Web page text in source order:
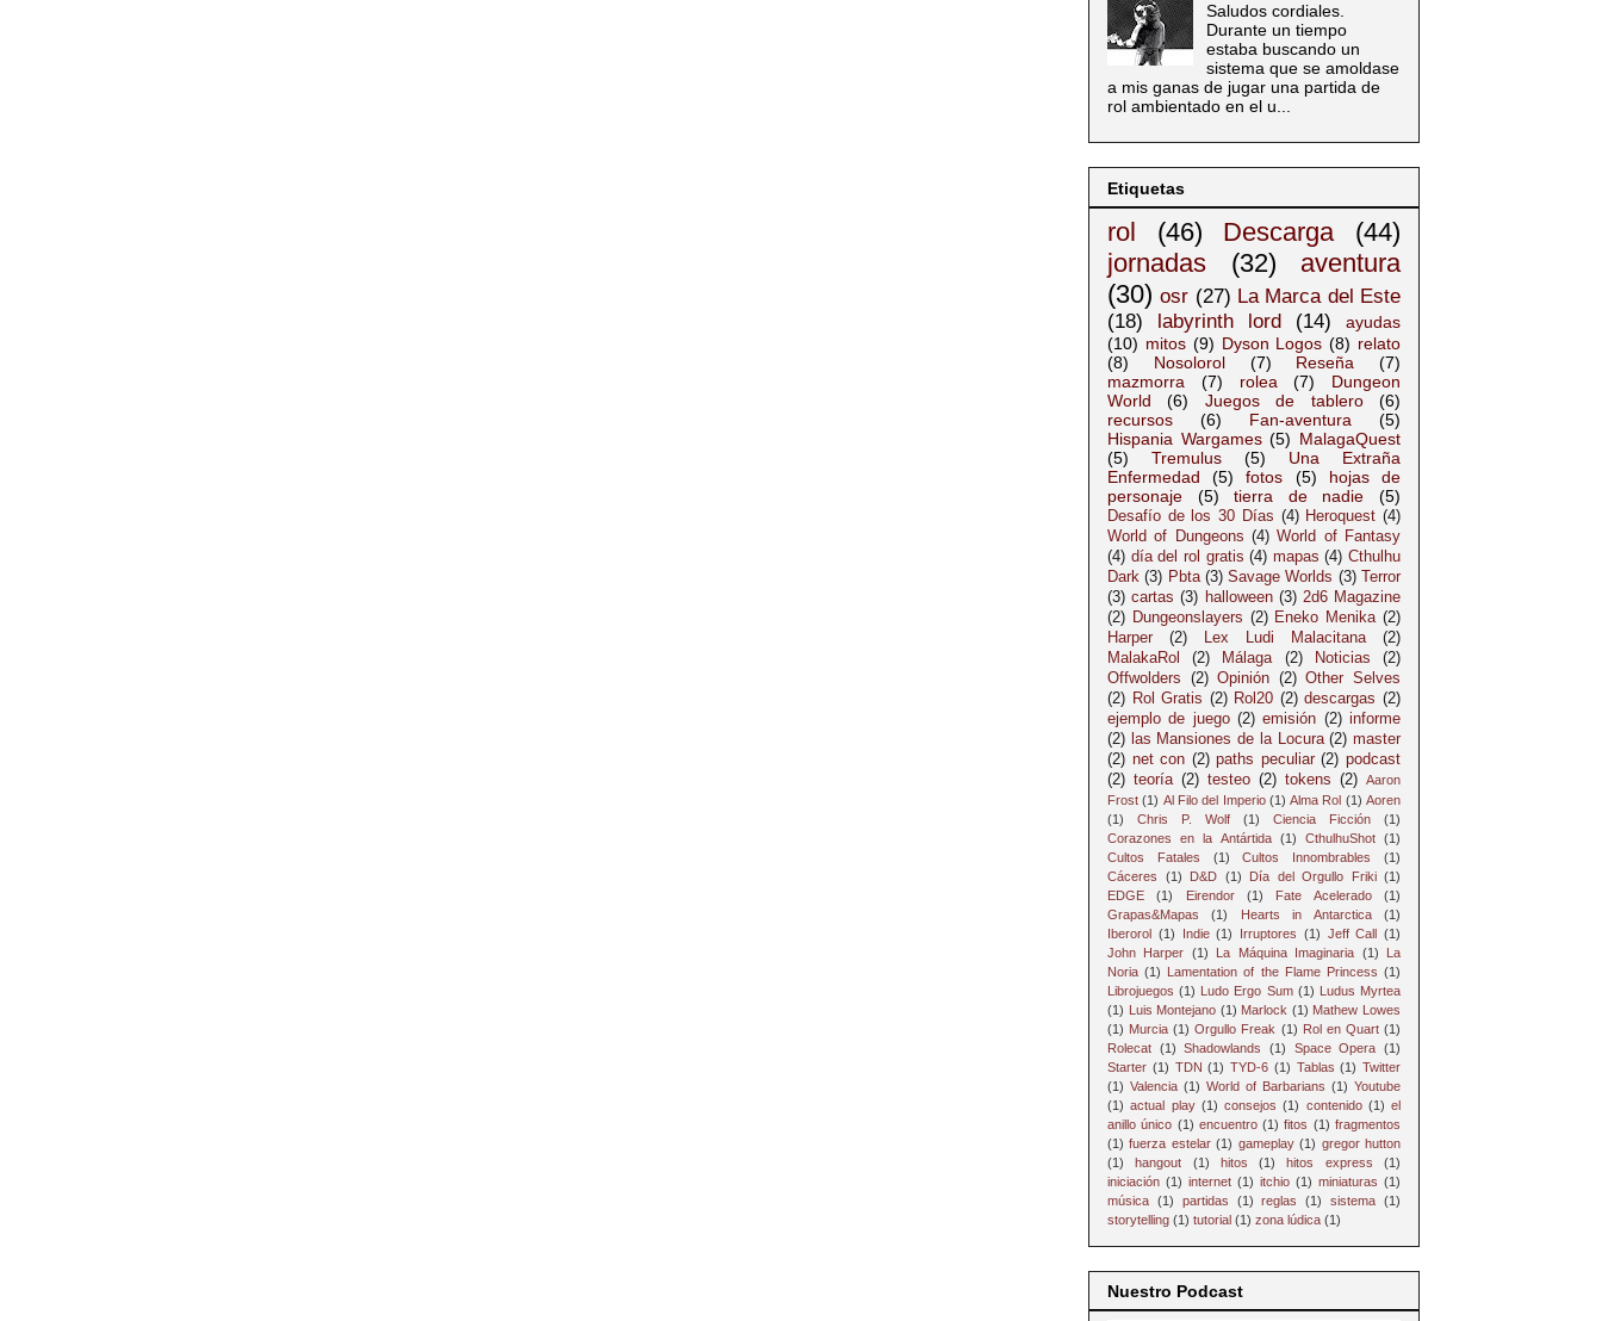
Saludos cordiales.
Durante un tiempo
estaba buscando un
sistema que se amoldase
a mis ganas de jugar una partida de
rol ambientado en el u...
Etiquetas
rol (46) Descarga
(44)
jornadas
(32)
aventura
(30) osr (27) La Marca del Este
(18)
labyrinth lord (14)
ayudas
(10) mitos (9) Dyson Logos (8) relato
(8)
Nosolorol (7) Reseña
(7)
mazmorra
(7) rolea (7)
Dungeon
World
(6) Juegos de tablero
(6)
recursos
(6) Fan-aventura
(5)
Hispania Wargames (5) MalagaQuest
(5)
Tremulus (5)
Una Extraña
Enfermedad
(5) fotos (5)
hojas de
personaje
(5) tierra de nadie (5)
Desafío de los 30 Días (4) Heroquest (4)
World of Dungeons (4) World of Fantasy
(4) día del rol gratis (4) mapas (4) Cthulhu
Dark (3) Pbta (3) Savage Worlds (3) Terror
(3) cartas (3) halloween (3) 2d6 Magazine
(2) Dungeonslayers (2) Eneko Menika (2)
Harper
(2) Lex Ludi Malacitana
(2)
MalakaRol
(2) Málaga (2) Noticias
(2)
Offwolders
(2) Opinión (2) Other Selves
(2) Rol Gratis (2) Rol20 (2) descargas (2)
ejemplo de juego (2) emisión (2) informe
(2) las Mansiones de la Locura (2) master
(2) net con (2) paths peculiar (2) podcast
(2) teoría (2) testeo (2) tokens (2) Aaron
Frost (1) Al Filo del Imperio (1) Alma Rol (1) Aoren
(1)
Chris P. Wolf (1) Ciencia Ficción
(1)
Corazones en la Antártida
(1) CthulhuShot (1)
Cultos Fatales
(1) Cultos Innombrables
(1)
Cáceres
(1) D&D (1) Día del Orgullo Friki (1)
EDGE
(1) Eirendor (1) Fate Acelerado
(1)
Grapas&Mapas
(1) Hearts in Antarctica
(1)
Iberorol (1) Indie (1) Irruptores (1) Jeff Call (1)
John Harper (1) La Máquina Imaginaria (1)
La
Noria (1) Lamentation of the Flame Princess (1)
Librojuegos (1) Ludo Ergo Sum (1) Ludus Myrtea
(1) Luis Montejano (1) Marlock (1) Mathew Lowes
(1) Murcia (1) Orgullo Freak (1) Rol en Quart (1)
Rolecat (1) Shadowlands (1) Space Opera (1)
Starter (1) TDN (1) TYD-6 (1) Tablas (1) Twitter
(1) Valencia (1) World of Barbarians (1) Youtube
(1) actual play (1) consejos (1) contenido (1) el
anillo único (1) encuentro (1) fitos (1) fragmentos
(1) fuerza estelar (1) gameplay (1) gregor hutton
(1)
hangout (1) hitos (1) hitos express
(1)
iniciación (1) internet (1) itchio (1) miniaturas (1)
música (1) partidas (1) reglas (1) sistema (1)
storytelling (1) tutorial (1) zona lúdica (1)
Nuestro Podcast